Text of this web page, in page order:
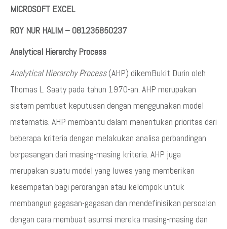
MICROSOFT EXCEL
ROY NUR HALIM – 081235850237
Analytical Hierarchy Process
Analytical Hierarchy Process(AHP) dikemBukit Durin oleh
Thomas L. Saaty pada tahun 1970-an. AHP merupakan
sistem pembuat keputusan dengan menggunakan model
matematis. AHP membantu dalam menentukan prioritas dari
beberapa kriteria dengan melakukan analisa perbandingan
berpasangan dari masing-masing kriteria. AHP juga
merupakan suatu model yang luwes yang memberikan
kesempatan bagi perorangan atau kelompok untuk
membangun gagasan-gagasan dan mendefinisikan persoalan
dengan cara membuat asumsi mereka masing-masing dan